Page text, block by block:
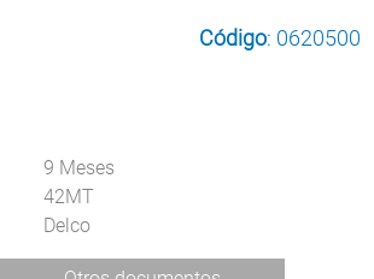
Código: 0620500
9 Meses
42MT
Delco